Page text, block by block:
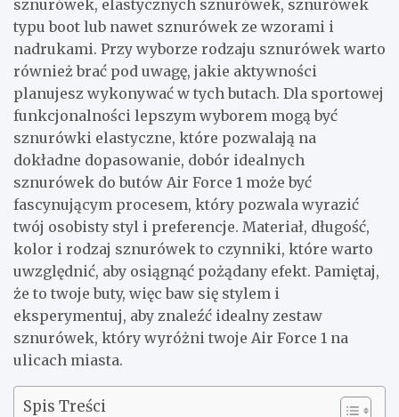
sznurówek, elastycznych sznurówek, sznurówek
typu boot lub nawet sznurówek ze wzorami i
nadrukami. Przy wyborze rodzaju sznurówek warto
również brać pod uwagę, jakie aktywności
planujesz wykonywać w tych butach. Dla sportowej
funkcjonalności lepszym wyborem mogą być
sznurówki elastyczne, które pozwalają na
dokładne dopasowanie, dobór idealnych
sznurówek do butów Air Force 1 może być
fascynującym procesem, który pozwala wyrazić
twój osobisty styl i preferencje. Materiał, długość,
kolor i rodzaj sznurówek to czynniki, które warto
uwzględnić, aby osiągnąć pożądany efekt. Pamiętaj,
że to twoje buty, więc baw się stylem i
eksperymentuj, aby znaleźć idealny zestaw
sznurówek, który wyróżni twoje Air Force 1 na
ulicach miasta.
Spis Treści